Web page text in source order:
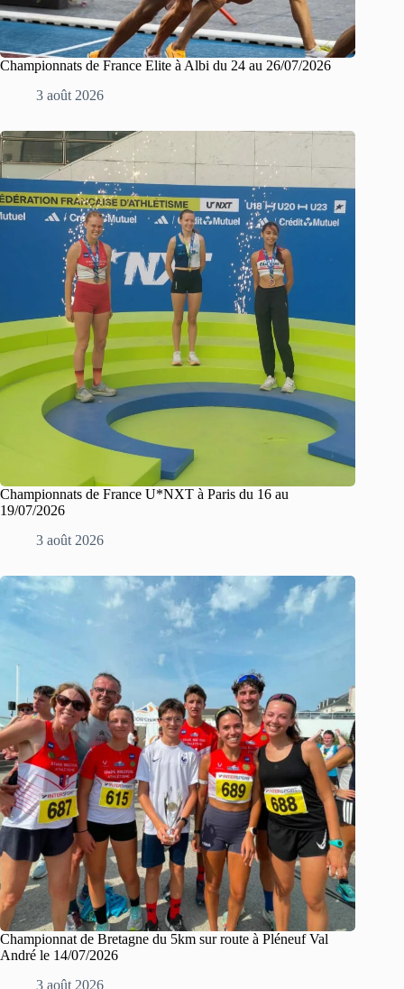
Championnats de France Elite à Albi du 24 au 26/07/2026
3 août 2026
Championnats de France U*NXT à Paris du 16 au
19/07/2026
3 août 2026
Championnat de Bretagne du 5km sur route à Pléneuf Val
André le 14/07/2026
3 août 2026